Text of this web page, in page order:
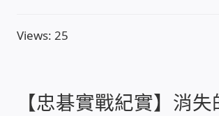
儀器設備
Views: 25
【忠碁實戰紀實】消失